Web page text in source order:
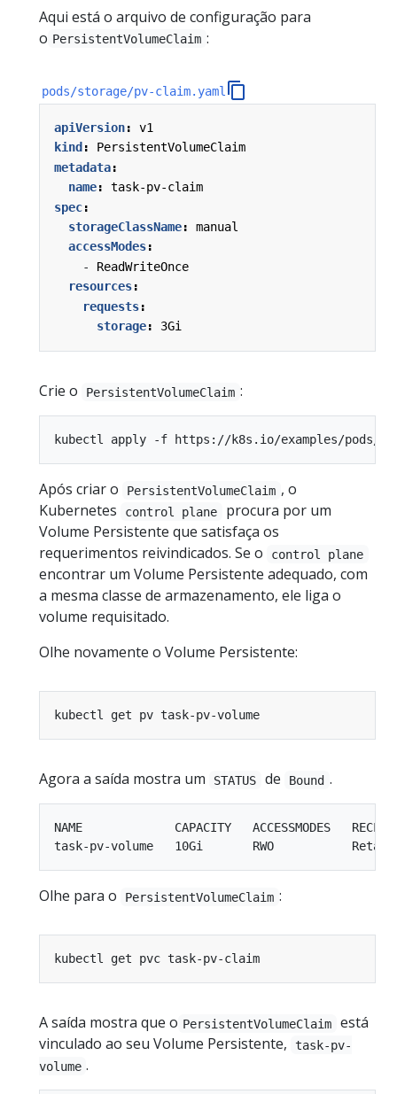
Aqui está o arquivo de configuração para
o PersistentVolumeClaim :
pods/storage/pv-claim.yaml
apiVersion:
v1
kind :
PersistentVolumeClaim
metadata:
name:
task-pv-claim
spec:
storageClassName:
manual
accessModes:
- ReadWriteOnce
resources:
requests:
storage: 3Gi
Crie o PersistentVolumeClaim :
Após criar o PersistentVolumeClaim , o
Kubernetes
control plane
procura por um
Volume Persistente que satisfaça os
requerimentos reivindicados. Se o
control plane
encontrar um Volume Persistente adequado, com
a mesma classe de armazenamento, ele liga o
volume requisitado.
Olhe novamente o Volume Persistente:
Agora a saída mostra um STATUS de Bound .
NAME             CAPACITY   ACCESSMODES
Olhe para o PersistentVolumeClaim :
A saída mostra que o PersistentVolumeClaim
está
vinculado ao seu Volume Persistente,
task-pv-
volume .